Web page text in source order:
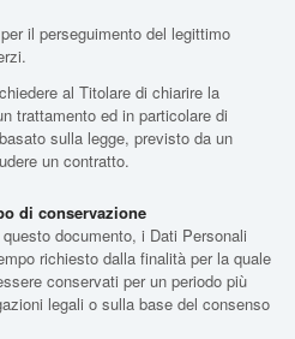
il perseguimento del legittimo
al Titolare di chiarire la
trattamento ed in particolare di
sulla legge, previsto da un
un contratto.
di conservazione
documento, i Dati Personali
richiesto dalla finalità per la quale
conservati per un periodo più
legali o sulla base del consenso